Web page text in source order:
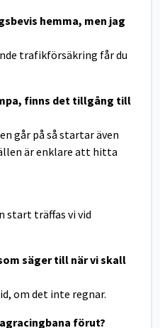
hemma, men jag
trafikförsäkring får du
finns det tillgång till
går på så startar även
är enklare att hitta
start träffas vi vid
säger till när vi skall
om det inte regnar.
förut?